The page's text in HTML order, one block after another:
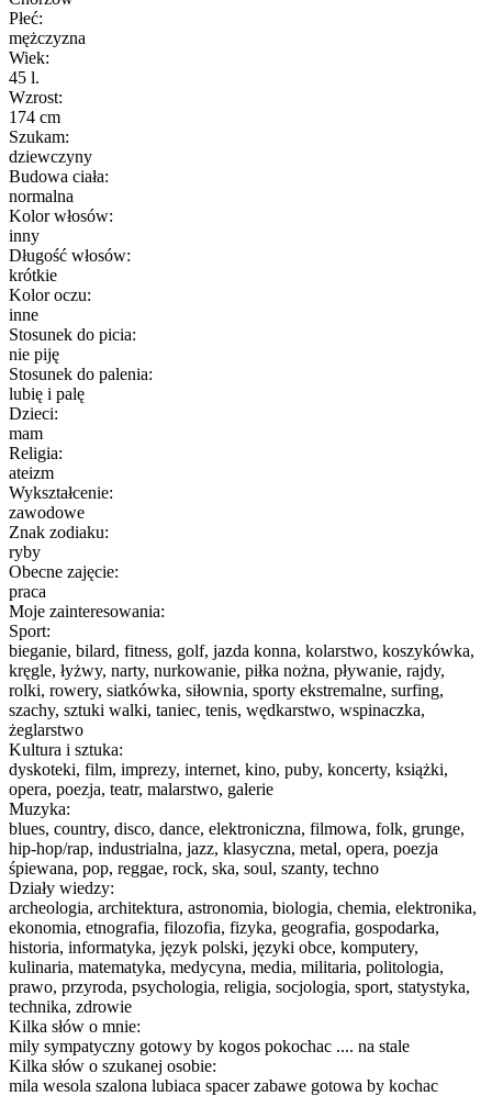
Płeć:
mężczyzna
Wiek:
45 l.
Wzrost:
174 cm
Szukam:
dziewczyny
Budowa ciała:
normalna
Kolor włosów:
inny
Długość włosów:
krótkie
Kolor oczu:
inne
Stosunek do picia:
nie piję
Stosunek do palenia:
lubię i palę
Dzieci:
mam
Religia:
ateizm
Wykształcenie:
zawodowe
Znak zodiaku:
ryby
Obecne zajęcie:
praca
Moje zainteresowania:
Sport:
bieganie, bilard, fitness, golf, jazda konna, kolarstwo, koszykówka,
kręgle, łyżwy, narty, nurkowanie, piłka nożna, pływanie, rajdy,
rolki, rowery, siatkówka, siłownia, sporty ekstremalne, surfing,
szachy, sztuki walki, taniec, tenis, wędkarstwo, wspinaczka,
żeglarstwo
Kultura i sztuka:
dyskoteki, film, imprezy, internet, kino, puby, koncerty, książki,
opera, poezja, teatr, malarstwo, galerie
Muzyka:
blues, country, disco, dance, elektroniczna, filmowa, folk, grunge,
hip-hop/rap, industrialna, jazz, klasyczna, metal, opera, poezja
śpiewana, pop, reggae, rock, ska, soul, szanty, techno
Działy wiedzy:
archeologia, architektura, astronomia, biologia, chemia, elektronika,
ekonomia, etnografia, filozofia, fizyka, geografia, gospodarka,
historia, informatyka, język polski, języki obce, komputery,
kulinaria, matematyka, medycyna, media, militaria, politologia,
prawo, przyroda, psychologia, religia, socjologia, sport, statystyka,
technika, zdrowie
Kilka słów o mnie:
mily sympatyczny gotowy by kogos pokochac .... na stale
Kilka słów o szukanej osobie:
mila wesola szalona lubiaca spacer zabawe gotowa by kochac